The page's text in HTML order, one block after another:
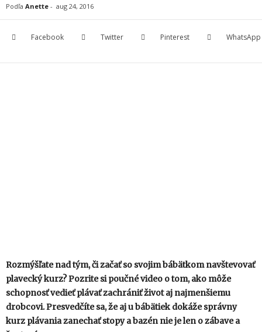
Podľa Anette - aug 24, 2016
Facebook Twitter Pinterest WhatsApp
Rozmýšľate nad tým, či začať so svojim bábätkom navštevovať
plavecký kurz? Pozrite si poučné video o tom, ako môže
schopnosť vedieť plávať zachrániť život aj najmenšiemu
drobcovi. Presvedčíte sa, že aj u bábätiek dokáže správny
kurz plávania zanechať stopy a bazén nie je len o zábave a